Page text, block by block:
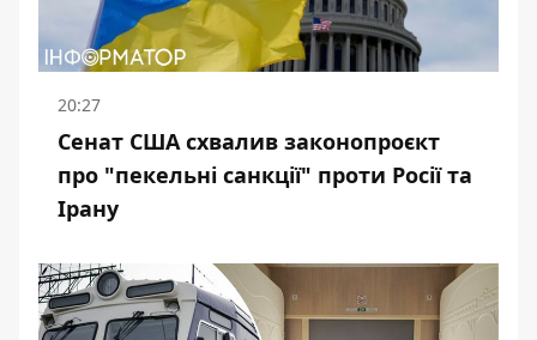
20:27
Сенат США схвалив законопроєкт
про "пекельні санкції" проти Росії та
Ірану